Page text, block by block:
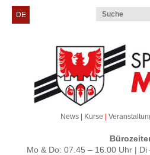
News | Kurse |
Mo & Do: 07.45 – 16.00 Uhr |
DE
Sportclub Meran
Kurse & Veranstaltungen
Sektionen
Service & Kontakt